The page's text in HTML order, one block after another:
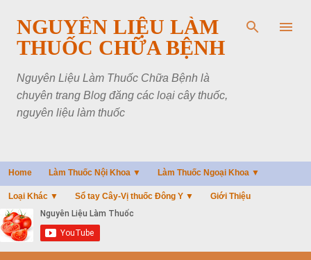
Chuyển đến nội dung chính
NGUYÊN LIỆU LÀM
THUỐC CHỮA BỆNH
Nguyên Liệu Làm Thuốc Chữa Bệnh là
chuyên trang Blog đăng các loại cây thuốc,
nguyên liệu làm thuốc
Home Làm Thuốc Nội Khoa ▼ Làm Thuốc Ngoại Khoa ▼
Loại Khác ▼ Sổ tay Cây-Vị thuốc Đông Y ▼ Giới Thiệu